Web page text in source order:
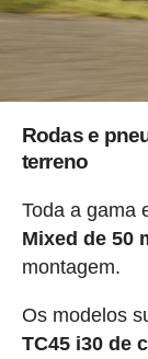
Rodas e
terreno
Toda a gama
Mixed de 50
montagem.
Os modelos
TC45 i30 de